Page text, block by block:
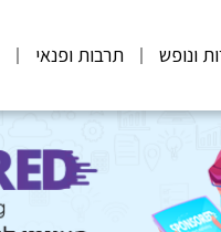
ונופש תרבות ופנאי